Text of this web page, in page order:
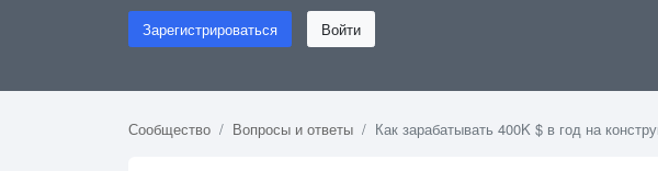
Зарегистрироваться Войти
Сообщество Вопросы и ответы Как зарабатывать 400K $ в год на